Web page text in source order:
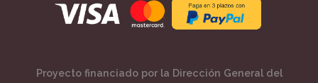
Proyecto financiado por la Dirección General del